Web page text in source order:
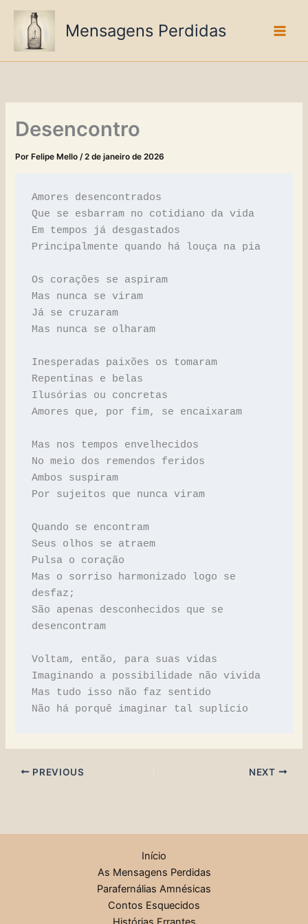
Mensagens Perdidas
Desencontro
Por Felipe Mello/2 de janeiro de 2026
Amores desencontrados
Que se esbarram no cotidiano da vida
Em tempos já desgastados
Principalmente quando há louça na pia
Os corações se aspiram
Mas nunca se viram
Já se cruzaram
Mas nunca se olharam
Inesperadas paixões os tomaram
Repentinas e belas
Ilusórias ou concretas
Amores que, por fim, se encaixaram
Mas nos tempos envelhecidos
No meio dos remendos feridos
Ambos suspiram
Por sujeitos que nunca viram
Quando se encontram
Seus olhos se atraem
Pulsa o coração
Mas o sorriso harmonizado logo se
desfaz;
São apenas desconhecidos que se
desencontram
Voltam, então, para suas vidas
Imaginando a possibilidade não vivida
Mas tudo isso não faz sentido
Não há porquê imaginar tal suplício
PREVIOUS NEXT
Início
As Mensagens Perdidas
Parafernálias Amnésicas
Contos Esquecidos